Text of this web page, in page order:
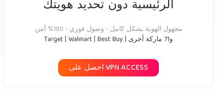
الرئيسية دون تحديد هويتك
مجهول الهوية بشكل كامل • وصول فوري • 100% آمن
Target | Walmart | Best Buy | و71 ماركة أخرى
احصل على VPN ACCESS